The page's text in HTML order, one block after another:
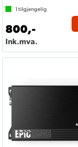
1 tilgjengelig
800,-
Ink.mva.